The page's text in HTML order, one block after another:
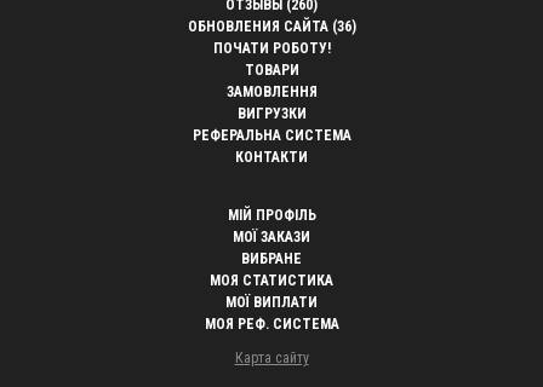
ОТЗЫВЫ (260)
ОБНОВЛЕНИЯ САЙТА (36)
ПОЧАТИ РОБОТУ!
ТОВАРИ
ЗАМОВЛЕННЯ
ВИГРУЗКИ
РЕФЕРАЛЬНА СИСТЕМА
КОНТАКТИ
МІЙ ПРОФІЛЬ
МОЇ ЗАКАЗИ
ВИБРАНЕ
МОЯ СТАТИСТИКА
МОЇ ВИПЛАТИ
МОЯ РЕФ. СИСТЕМА
Карта сайту